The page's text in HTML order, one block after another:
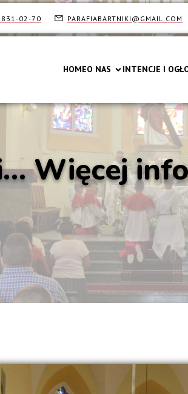
02-70 PARAFIABARTNIKI@GMAIL.COM
HOMEO NAS INTENCJE I
Więcej